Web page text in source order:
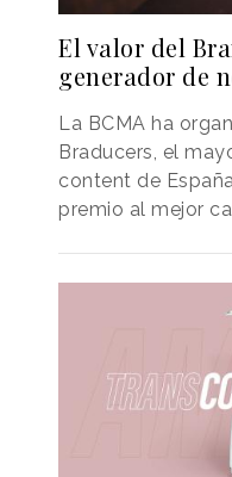
El valor del
generador de
La BCMA ha
Braducers, el
content de
premio al mejor